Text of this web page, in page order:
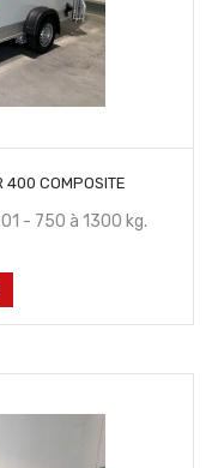
400 COMPOSITE
- 750 à 1300 kg.